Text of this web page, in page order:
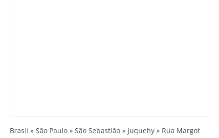
Brasil » São Paulo » São Sebastião » Juquehy » Rua Margot